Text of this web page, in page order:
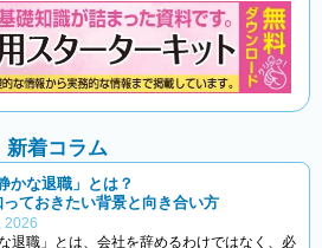
新着コラム
かな退職」とは？
ておきたい背景と向き合い方
2026
な退職」とは、会社を辞めるわけではなく、必